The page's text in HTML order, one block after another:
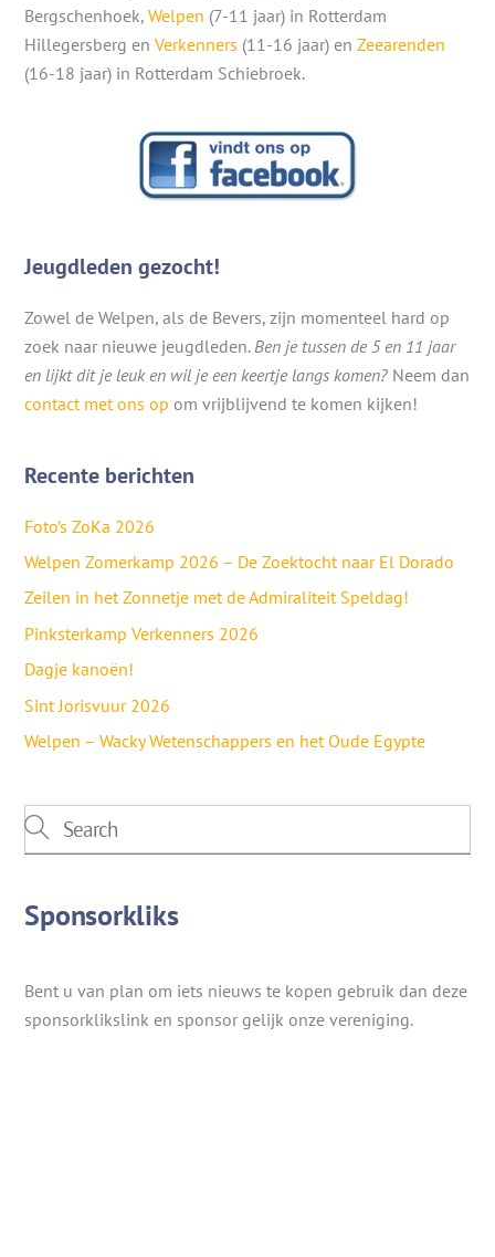
Bergschenhoek,Welpen (7-11 jaar) in Rotterdam
Hillegersberg enVerkenners (11-16 jaar) enZeearenden
(16-18 jaar) in Rotterdam Schiebroek.
Jeugdleden gezocht!
Zowel de Welpen, als de Bevers, zijn momenteel hard op
zoek naar nieuwe jeugdleden.Ben je tussen de 5 en 11 jaar
en lijkt dit je leuk en wil je een keertje langs komen? Neem dan
contact met ons op om vrijblijvend te komen kijken!
Recente berichten
Foto’s ZoKa 2026
Welpen Zomerkamp 2026 – De Zoektocht naar El Dorado
Zeilen in het Zonnetje met de Admiraliteit Speldag!
Pinksterkamp Verkenners 2026
Dagje kanoën!
Sint Jorisvuur 2026
Welpen – Wacky Wetenschappers en het Oude Egypte
Sponsorkliks
Bent u van plan om iets nieuws te kopen gebruik dan deze
sponsorklikslink en sponsor gelijk onze vereniging.